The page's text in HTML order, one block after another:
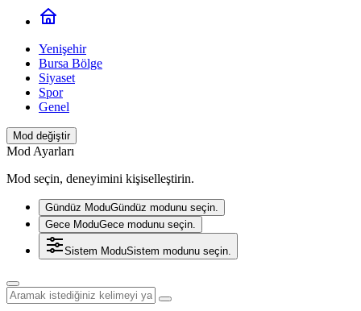
Yenişehir
Bursa Bölge
Siyaset
Spor
Genel
Mod değiştir
Mod Ayarları
Mod seçin, deneyimini kişiselleştirin.
Gündüz ModuGündüz modunu seçin.
Gece ModuGece modunu seçin.
Sistem ModuSistem modunu seçin.